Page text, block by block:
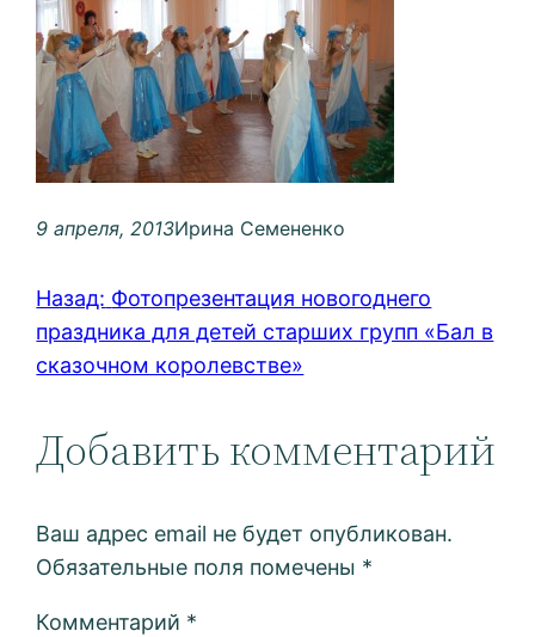
9 апреля, 2013Ирина Семененко
Назад: Фотопрезентация новогоднего
праздника для детей старших групп «Бал в
сказочном королевстве»
Добавить комментарий
Ваш адрес email не будет опубликован.
Обязательные поля помечены *
Комментарий *